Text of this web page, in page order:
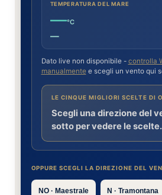
TEMPERATURA DEL MARE
—°C
—
Dato live non disponibile - controlla
manualmentee scegli un vento qui
LE CINQUE MIGLIORI SCELTE DI
Scegli una direzione del
sotto per vedere le scelte.
OPPURE SCEGLI LA DIREZIONE DEL
NO · Maestrale N · Tramontana